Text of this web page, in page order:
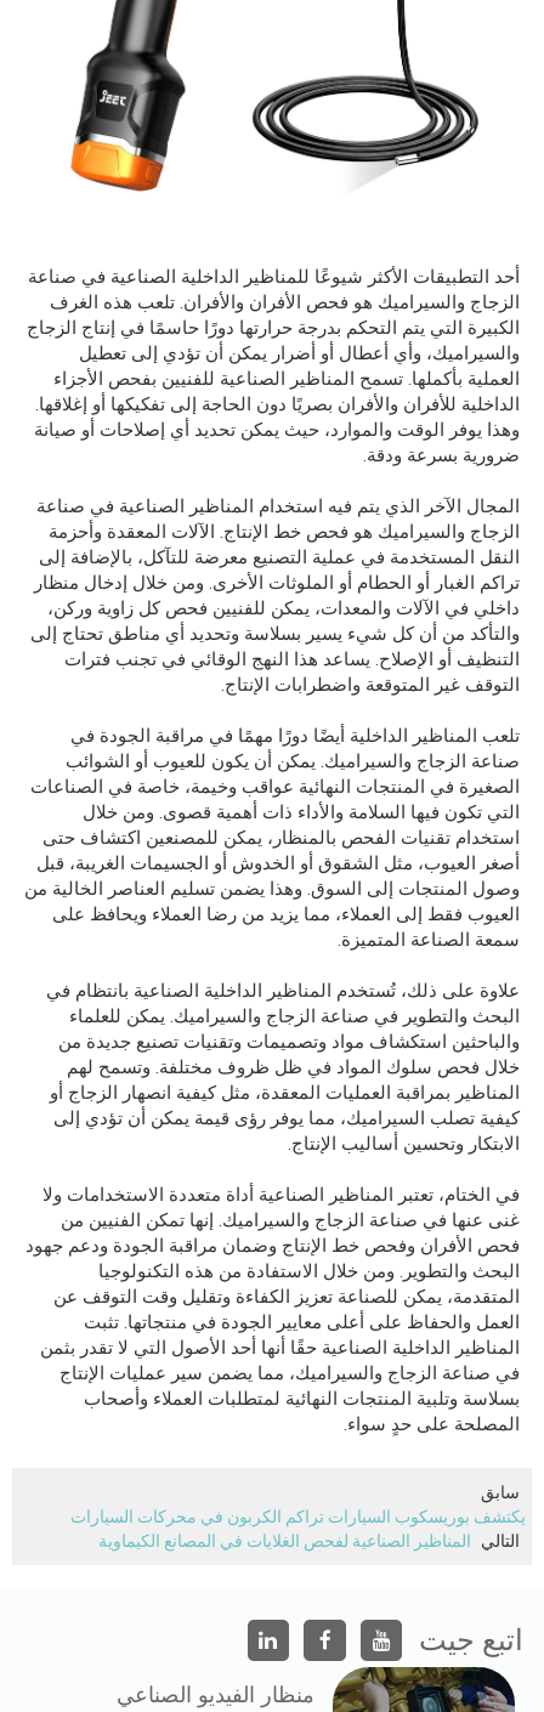
أحد التطبيقات الأكثر شيوعًا للمناظير الداخلية الصناعية في صناعة
الزجاج والسيراميك هو فحص الأفران والأفران. تلعب هذه الغرف
الكبيرة التي يتم التحكم بدرجة حرارتها دورًا حاسمًا في إنتاج الزجاج
والسيراميك، وأي أعطال أو أضرار يمكن أن تؤدي إلى تعطيل
العملية بأكملها. تسمح المناظير الصناعية للفنيين بفحص الأجزاء
الداخلية للأفران والأفران بصريًا دون الحاجة إلى تفكيكها أو إغلاقها.
وهذا يوفر الوقت والموارد، حيث يمكن تحديد أي إصلاحات أو صيانة
ضرورية بسرعة ودقة.
المجال الآخر الذي يتم فيه استخدام المناظير الصناعية في صناعة
الزجاج والسيراميك هو فحص خط الإنتاج. الآلات المعقدة وأحزمة
النقل المستخدمة في عملية التصنيع معرضة للتآكل، بالإضافة إلى
تراكم الغبار أو الحطام أو الملوثات الأخرى. ومن خلال إدخال منظار
داخلي في الآلات والمعدات، يمكن للفنيين فحص كل زاوية وركن،
والتأكد من أن كل شيء يسير بسلاسة وتحديد أي مناطق تحتاج إلى
التنظيف أو الإصلاح. يساعد هذا النهج الوقائي في تجنب فترات
التوقف غير المتوقعة واضطرابات الإنتاج.
تلعب المناظير الداخلية أيضًا دورًا مهمًا في مراقبة الجودة في
صناعة الزجاج والسيراميك. يمكن أن يكون للعيوب أو الشوائب
الصغيرة في المنتجات النهائية عواقب وخيمة، خاصة في الصناعات
التي تكون فيها السلامة والأداء ذات أهمية قصوى. ومن خلال
استخدام تقنيات الفحص بالمنظار، يمكن للمصنعين اكتشاف حتى
أصغر العيوب، مثل الشقوق أو الخدوش أو الجسيمات الغريبة، قبل
وصول المنتجات إلى السوق. وهذا يضمن تسليم العناصر الخالية من
العيوب فقط إلى العملاء، مما يزيد من رضا العملاء ويحافظ على
سمعة الصناعة المتميزة.
علاوة على ذلك، تُستخدم المناظير الداخلية الصناعية بانتظام في
البحث والتطوير في صناعة الزجاج والسيراميك. يمكن للعلماء
والباحثين استكشاف مواد وتصميمات وتقنيات تصنيع جديدة من
خلال فحص سلوك المواد في ظل ظروف مختلفة. وتسمح لهم
المناظير بمراقبة العمليات المعقدة، مثل كيفية انصهار الزجاج أو
كيفية تصلب السيراميك، مما يوفر رؤى قيمة يمكن أن تؤدي إلى
الابتكار وتحسين أساليب الإنتاج.
في الختام، تعتبر المناظير الصناعية أداة متعددة الاستخدامات ولا
غنى عنها في صناعة الزجاج والسيراميك. إنها تمكن الفنيين من
فحص الأفران وفحص خط الإنتاج وضمان مراقبة الجودة ودعم جهود
البحث والتطوير. ومن خلال الاستفادة من هذه التكنولوجيا
المتقدمة، يمكن للصناعة تعزيز الكفاءة وتقليل وقت التوقف عن
العمل والحفاظ على أعلى معايير الجودة في منتجاتها. تثبت
المناظير الداخلية الصناعية حقًا أنها أحد الأصول التي لا تقدر بثمن
في صناعة الزجاج والسيراميك، مما يضمن سير عمليات الإنتاج
بسلاسة وتلبية المنتجات النهائية لمتطلبات العملاء وأصحاب
المصلحة على حدٍ سواء.
سابق
يكتشف بوريسكوب السيارات تراكم الكربون في محركات السيارات
التالي
المناظير الصناعية لفحص الغلايات في المصانع الكيماوية
اتبع جيت
منظار الفيديو الصناعي